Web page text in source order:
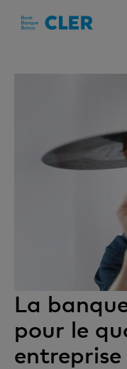
La
pour le
entreprise